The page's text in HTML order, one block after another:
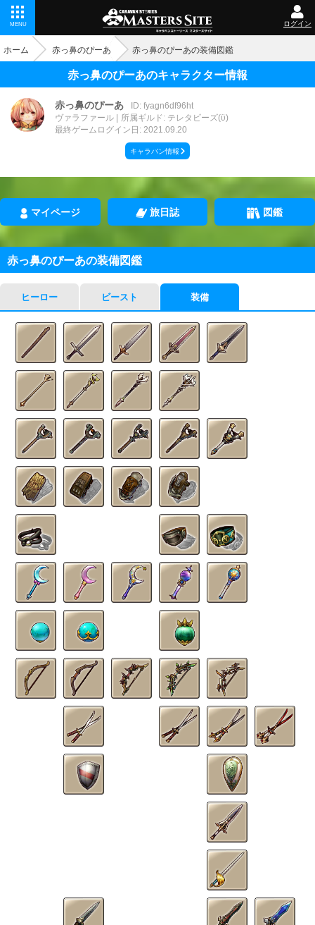
MENU ログイン
ホーム 赤っ鼻のぴーあ 赤っ鼻のぴーあの装備図鑑
赤っ鼻のぴーあのキャラクター情報
赤っ鼻のぴーあ
ID: fyagn6df96ht
ヴァラファール
所属ギルド: テレタビーズ(ϋ)
最終ゲームログイン日: 2021.09.20
キャラバン情報
マイページ 旅日誌 図鑑
赤っ鼻のぴーあの装備図鑑
ヒーロー ビースト 装備